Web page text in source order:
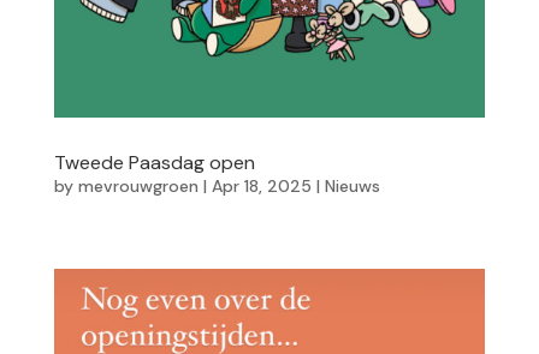
Tweede Paasdag open
by mevrouwgroen | Apr 18, 2025 | Nieuws